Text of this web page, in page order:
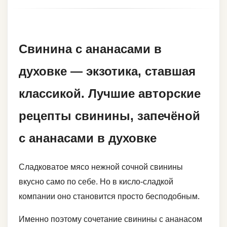
Свинина с ананасами в
духовке — экзотика, ставшая
классикой. Лучшие авторские
рецепты свинины, запечёной
с ананасами в духовке
Сладковатое мясо нежной сочной свинины
вкусно само по себе. Но в кисло-сладкой
компании оно становится просто бесподобным.
Именно поэтому сочетание свинины с ананасом